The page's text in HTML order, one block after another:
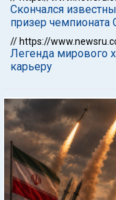
Скончался
призер чемпионата
// https://
Легенда мирового
карьеру